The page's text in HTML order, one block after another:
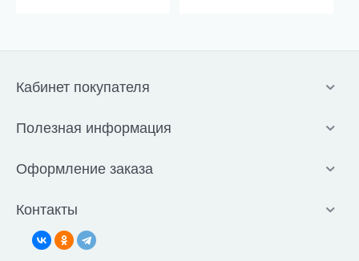
Кабинет покупателя
Полезная информация
Оформление заказа
Контакты